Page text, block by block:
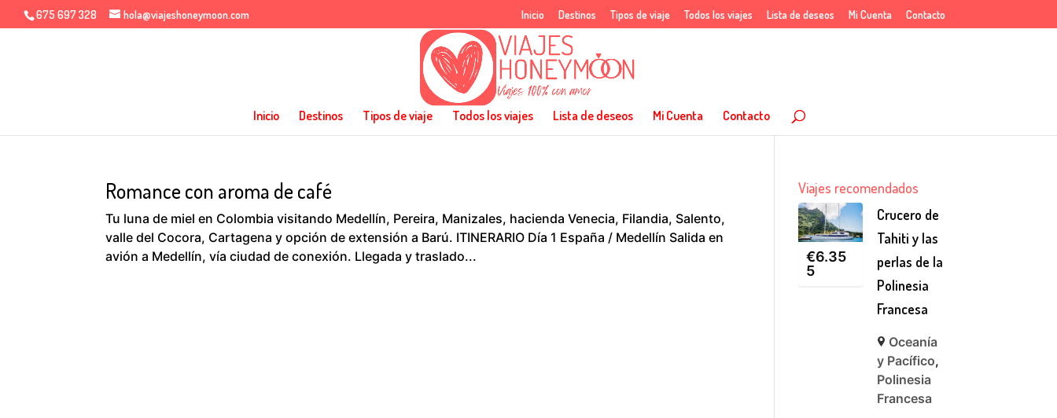
675 697 328 hola@viajeshoneymoon.com Inicio Destinos Tipos de viaje Todos los viajes Lista de deseos Mi Cuenta Contacto
Inicio Destinos Tipos de viaje Todos los viajes Lista de deseos Mi Cuenta Contacto
Romance con aroma de café
Tu luna de miel en Colombia visitando Medellín, Pereira, Manizales, hacienda Venecia, Filandia, Salento,
valle del Cocora, Cartagena y opción de extensión a Barú. ITINERARIO Día 1 España / Medellín Salida en
avión a Medellín, vía ciudad de conexión. Llegada y traslado...
Viajes recomendados
€6.35
5
Crucero de
Tahiti y las
perlas de la
Polinesia
Francesa
Oceanía
y Pacífico,
Polinesia
Francesa